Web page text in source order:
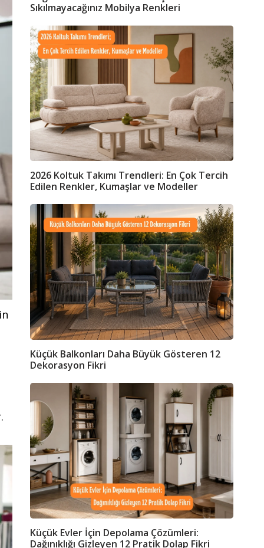
Sıkılmayacağınız Mobilya Renkleri
2026 Koltuk Takımı Trendleri: En Çok Tercih
Edilen Renkler, Kumaşlar ve Modeller
Küçük Balkonları Daha Büyük Gösteren 12
Dekorasyon Fikri
Küçük Evler İçin Depolama Çözümleri:
Dağınıklığı Gizleyen 12 Pratik Dolap Fikri